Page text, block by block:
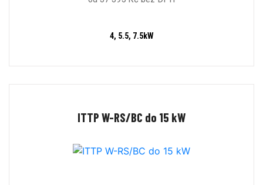
4, 5.5, 7.5kW
ITTP W-RS/BC do 15 kW